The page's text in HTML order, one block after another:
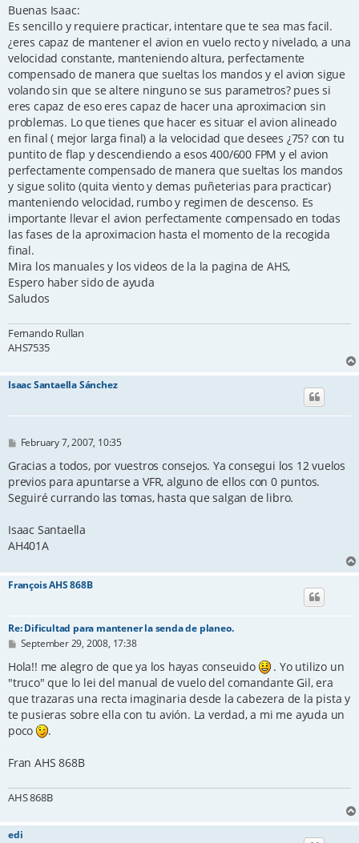
s
Buenas Isaac:
Es sencillo y requiere practicar, intentare que te sea mas facil.
¿eres capaz de mantener el avion en vuelo recto y nivelado, a una
velocidad constante, manteniendo altura, perfectamente
compensado de manera que sueltas los mandos y el avion sigue
volando sin que se altere ninguno se sus parametros? pues si
eres capaz de eso eres capaz de hacer una aproximacion sin
problemas. Lo que tienes que hacer es situar el avion alineado
en final ( mejor larga final) a la velocidad que desees ¿75? con tu
puntito de flap y descendiendo a esos 400/600 FPM y el avion
perfectamente compensado de manera que sueltas los mandos
y sigue solito (quita viento y demas puñeterias para practicar)
manteniendo velocidad, rumbo y regimen de descenso. Es
importante llevar el avion perfectamente compensado en todas
las fases de la aproximacion hasta el momento de la recogida
final.
Mira los manuales y los videos de la la pagina de AHS,
Espero haber sido de ayuda
Saludos
Fernando Rullan
AHS7535
Isaac Santaella Sánchez
P
s
February 7, 2007, 10:35
Gracias a todos, por vuestros consejos. Ya consegui los 12 vuelos
previos para apuntarse a VFR, alguno de ellos con 0 puntos.
Seguiré currando las tomas, hasta que salgan de libro.
Isaac Santaella
AH401A
François AHS 868B
Re: Dificultad para mantener la senda de planeo.
P
s
September 29, 2008, 17:38
Hola!! me alegro de que ya los hayas conseuido
. Yo utilizo un
"truco" que lo lei del manual de vuelo del comandante Gil, era
que trazaras una recta imaginaria desde la cabezera de la pista y
te pusieras sobre ella con tu avión. La verdad, a mi me ayuda un
poco
.
Fran AHS 868B
AHS 868B
edi